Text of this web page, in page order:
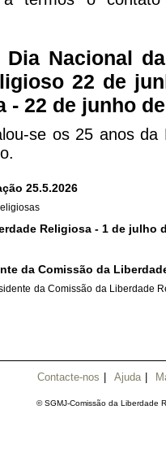
Dia Nacional
22 de
- 22 de junho
se os 25 anos da
25.5.2026
Religiosa - 1 de julho
da Comissão da
da Comissão da Liberdade
Contacte-nos Ajuda
© SGMJ-Comissão da Liberdade